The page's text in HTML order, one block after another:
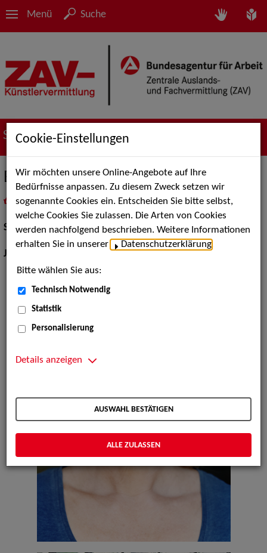
Menü Suche
Suche nach Künstler*innen
Birgit Würz
als PDF speichern
inMeine Merklistelegen
Schauspiel:Bühne
Jahrgang:
Cookie-Einstellungen
Wir möchten unsere Online-Angebote auf Ihre
Bedürfnisse anpassen. Zu diesem Zweck setzen wir
sogenannte Cookies ein. Entscheiden Sie bitte selbst,
welche Cookies Sie zulassen. Die Arten von Cookies
werden nachfolgend beschrieben. Weitere Informationen
erhalten Sie in unserer
Datenschutzerklärung
Bitte wählen Sie aus:
Technisch Notwendig
Statistik
Personalisierung
Details anzeigen
AUSWAHL BESTÄTIGEN
ALLE ZULASSEN